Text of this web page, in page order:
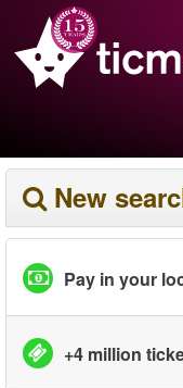
New
Pay in your
+4 million